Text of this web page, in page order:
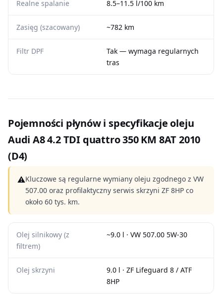
Realne spalanie 8.5–11.5 l/100 km
Zasięg (szacowany) ~782 km
Filtr DPF
Tak — wymaga regularnych
tras
Pojemności płynów i specyfikacje oleju
Audi A8 4.2 TDI quattro 350 KM 8AT 2010
(D4)
⚠Kluczowe są regularne wymiany oleju zgodnego z VW
507.00 oraz profilaktyczny serwis skrzyni ZF 8HP co
około 60 tys. km.
Olej silnikowy (z
filtrem)
~9.0 l · VW 507.00 5W-30
Olej skrzyni
9.0 l · ZF Lifeguard 8 / ATF
8HP